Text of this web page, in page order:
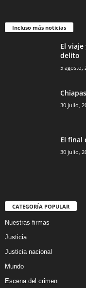
Incluso más noticias
El
delito
5 agosto,
30 julio,
El final
30 julio,
CATEGORÍA POPULAR
Nuestras firmas
Justicia
Justicia nacional
Mundo
Escena del crimen